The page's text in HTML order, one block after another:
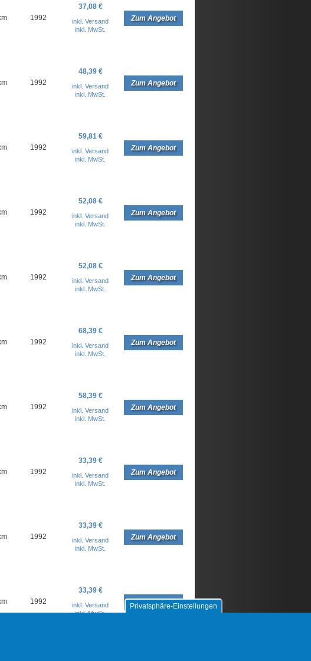
1992
37,08 €
inkl. Versand
inkl. MwSt.
Zum Angebot
1992
48,39 €
inkl. Versand
inkl. MwSt.
Zum Angebot
1992
59,81 €
inkl. Versand
inkl. MwSt.
Zum Angebot
1992
52,08 €
inkl. Versand
inkl. MwSt.
Zum Angebot
1992
52,08 €
inkl. Versand
inkl. MwSt.
Zum Angebot
1992
68,39 €
inkl. Versand
inkl. MwSt.
Zum Angebot
1992
58,39 €
inkl. Versand
inkl. MwSt.
Zum Angebot
1992
33,39 €
inkl. Versand
inkl. MwSt.
Zum Angebot
1992
33,39 €
inkl. Versand
inkl. MwSt.
Zum Angebot
1992
33,39 €
inkl. Versand
inkl. MwSt.
Zum Angebot
Privatsphäre-Einstellungen